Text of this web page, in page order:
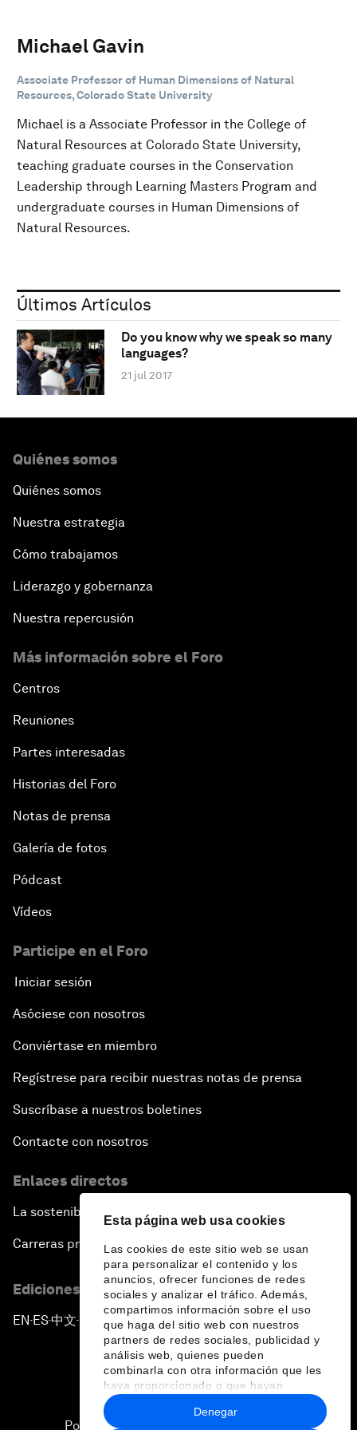
Esta página web usa cookies
Las cookies de este sitio web se usan
para personalizar el contenido y los
anuncios, ofrecer funciones de redes
sociales y analizar el tráfico. Además,
compartimos información sobre el uso
que haga del sitio web con nuestros
partners de redes sociales, publicidad y
análisis web, quienes pueden
combinarla con otra información que les
haya proporcionado o que hayan
recopilado a partir del uso que haya
hecho de sus servicios.
Denegar
Michael Gavin
Associate Professor of Human Dimensions of Natural
Resources, Colorado State University
Michael is a Associate Professor in the College of
Natural Resources at Colorado State University,
teaching graduate courses in the Conservation
Leadership through Learning Masters Program and
undergraduate courses in Human Dimensions of
Natural Resources.
Últimos Artículos
Do you know why we speak so many
languages?
21 jul 2017
Quiénes somos
Quiénes somos
Nuestra estrategia
Cómo trabajamos
Liderazgo y gobernanza
Nuestra repercusión
Más información sobre el Foro
Centros
Reuniones
Partes interesadas
Historias del Foro
Notas de prensa
Galería de fotos
Pódcast
Vídeos
Participe en el Foro
Iniciar sesión
Asóciese con nosotros
Conviértase en miembro
Regístrese para recibir nuestras notas de prensa
Suscríbase a nuestros boletines
Contacte con nosotros
Enlaces directos
La sostenibilidad en el Foro
Carreras profesionales
Ediciones en otros idiomas
EN ▪ES▪中文▪ 日本語
Política de privacidad y normas de uso